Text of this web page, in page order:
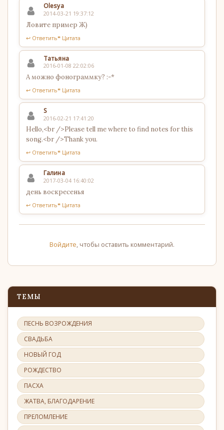
Olesya
2014-03-21 19:37:12
Ловите пример Ж)
↩ Ответить❝ Цитата
Татьяна
2016-01-08 22:02:06
А можно фонограммку? :-*
↩ Ответить❝ Цитата
S
2016-02-21 17:41:20
Hello,<br />Please tell me where to find notes for this
song.<br />Thank you.
↩ Ответить❝ Цитата
Галина
2017-03-04 16:40:02
день воскресенья
↩ Ответить❝ Цитата
Войдите , чтобы оставить комментарий.
ТЕМЫ
ПЕСНЬ ВОЗРОЖДЕНИЯ
СВАДЬБА
НОВЫЙ ГОД
РОЖДЕСТВО
ПАСХА
ЖАТВА, БЛАГОДАРЕНИЕ
ПРЕЛОМЛЕНИЕ